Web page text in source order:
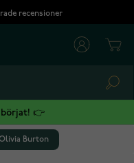
recensioner
börjat! 👉
Burton